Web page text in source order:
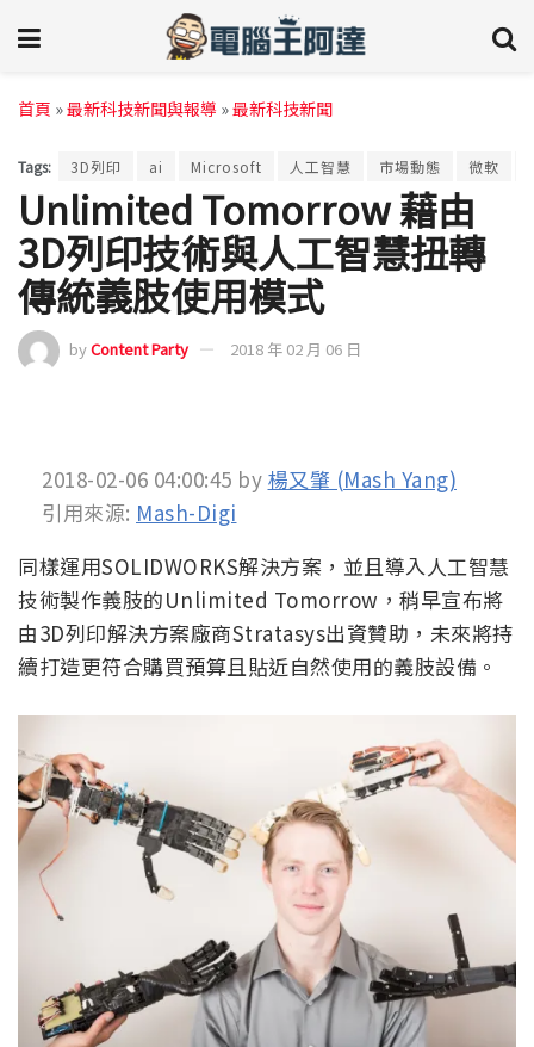
首頁 »最新科技新聞與報導 »最新科技新聞
Tags: 3D列印 ai Microsoft 人工智慧 市場動態 微軟
Unlimited Tomorrow 藉由
3D列印技術與人工智慧扭轉
傳統義肢使用模式
byContent Party 2018 年 02 月 06 日
2018-02-06 04:00:45 by 楊又肇 (Mash Yang)
引用來源: Mash-Digi
同樣運用SOLIDWORKS解決方案，並且導入人工智慧
技術製作義肢的Unlimited Tomorrow，稍早宣布將
由3D列印解決方案廠商Stratasys出資贊助，未來將持
續打造更符合購買預算且貼近自然使用的義肢設備。